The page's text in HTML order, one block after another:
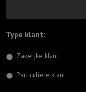
Type klant:
Zakelijke klant
Particuliere klant